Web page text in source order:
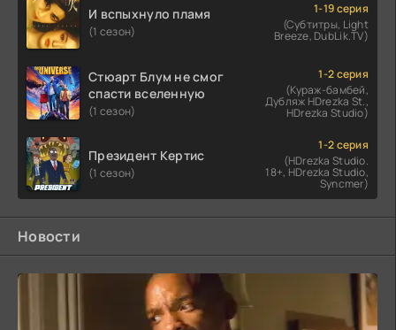
И вспыхнуло пламя
(1 сезон)
1-19 серия
(Субтитры, Light
Breeze, DubLik.TV)
Стюарт Блум не смог
спасти вселенную
(1 сезон)
1-2 серия
(Кураж-бамбей,
Дубляж HDrezka St.,
HDrezka Studio)
Президент Кертис
(1 сезон)
1-2 серия
(HDrezka Studio.
18+, HDrezka Studio,
Syncmer)
Новости